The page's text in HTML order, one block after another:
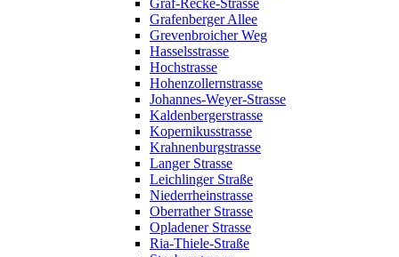
Grafenberger Allee
Grevenbroicher Weg
Hasselsstrasse
Hochstrasse
Hohenzollernstrasse
Johannes-Weyer-Strasse
Kaldenbergerstrasse
Kopernikusstrasse
Krahnenburgstrasse
Langer Strasse
Leichlinger Straße
Niederrheinstrasse
Oberrather Strasse
Opladener Strasse
Ria-Thiele-Straße